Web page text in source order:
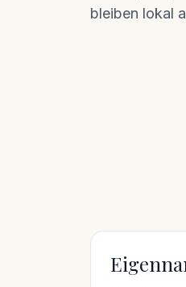
bleiben lokal